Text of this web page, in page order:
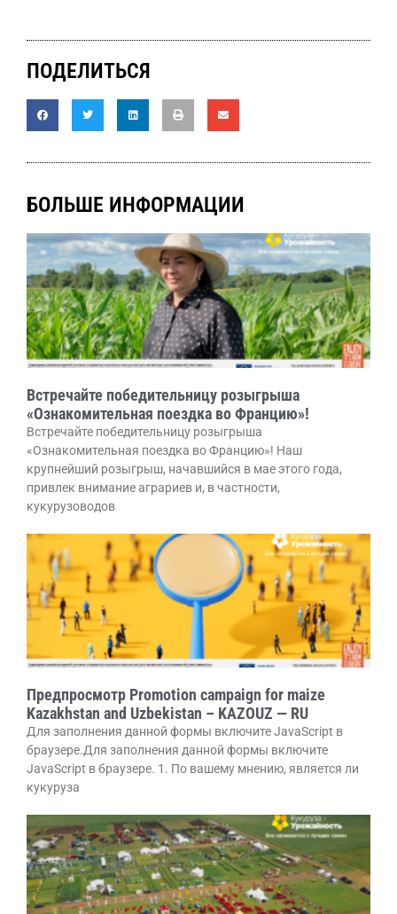
ПОДЕЛИТЬСЯ
БОЛЬШЕ ИНФОРМАЦИИ
Встречайте победительницу розыгрыша
«Ознакомительная поездка во Францию»!
Встречайте победительницу розыгрыша
«Ознакомительная поездка во Францию»! Наш
крупнейший розыгрыш, начавшийся в мае этого года,
привлек внимание аграриев и, в частности,
кукурузоводов
Предпросмотр Promotion campaign for maize
Kazakhstan and Uzbekistan – KAZOUZ — RU
Для заполнения данной формы включите JavaScript в
браузере.Для заполнения данной формы включите
JavaScript в браузере. 1. По вашему мнению, является ли
кукуруза